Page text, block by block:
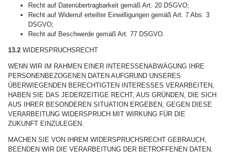
Recht auf Datenübertragbarkeit gemäß Art. 20 DSGVO;
Recht auf Widerruf erteilter Einwilligungen gemäß Art. 7 Abs. 3
DSGVO;
Recht auf Beschwerde gemäß Art. 77 DSGVO.
13.2 WIDERSPRUCHSRECHT
WENN WIR IM RAHMEN EINER INTERESSENABWÄGUNG IHRE
PERSONENBEZOGENEN DATEN AUFGRUND UNSERES
ÜBERWIEGENDEN BERECHTIGTEN INTERESSES VERARBEITEN,
HABEN SIE DAS JEDERZEITIGE RECHT, AUS GRÜNDEN, DIE SICH
AUS IHRER BESONDEREN SITUATION ERGEBEN, GEGEN DIESE
VERARBEITUNG WIDERSPRUCH MIT WIRKUNG FÜR DIE
ZUKUNFT EINZULEGEN.
MACHEN SIE VON IHREM WIDERSPRUCHSRECHT GEBRAUCH,
BEENDEN WIR DIE VERARBEITUNG DER BETROFFENEN DATEN.